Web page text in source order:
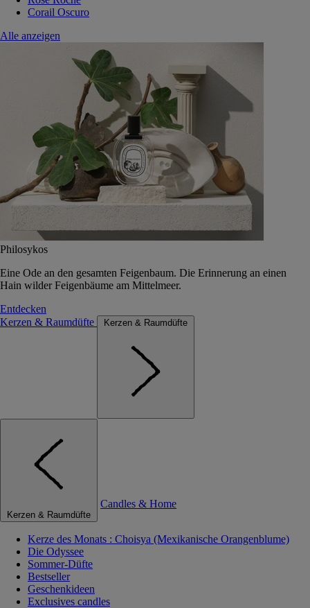
Corail Oscuro
Alle anzeigen
Philosykos
Eine Ode an den gesamten Feigenbaum. Die Erinnerung an einen
Hain wilder Feigenbäume am Mittelmeer.
Entdecken
Kerzen & Raumdüfte
Kerzen & Raumdüfte
Kerzen & Raumdüfte
Candles & Home
Kerze des Monats : Choisya (Mexikanische Orangenblume)
Die Odyssee
Sommer-Düfte
Bestseller
Geschenkideen
Exclusives candles